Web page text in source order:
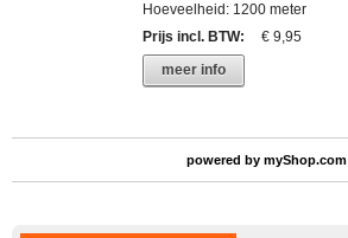
Hoeveelheid: 1200 meter
Prijs incl. BTW:
€ 9,95
meer info
powered by myShop.com